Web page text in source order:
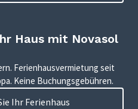
Haus mit Novasol
Ferienhausvermietung seit
Keine Buchungsgebühren.
Ihr Ferienhaus